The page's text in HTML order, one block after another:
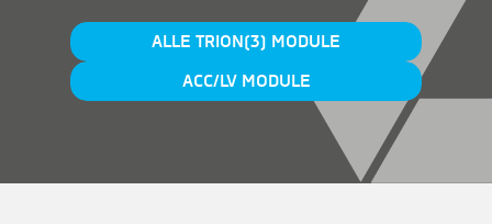
ALLE TRION(3) MODULE
ACC/LV MODULE